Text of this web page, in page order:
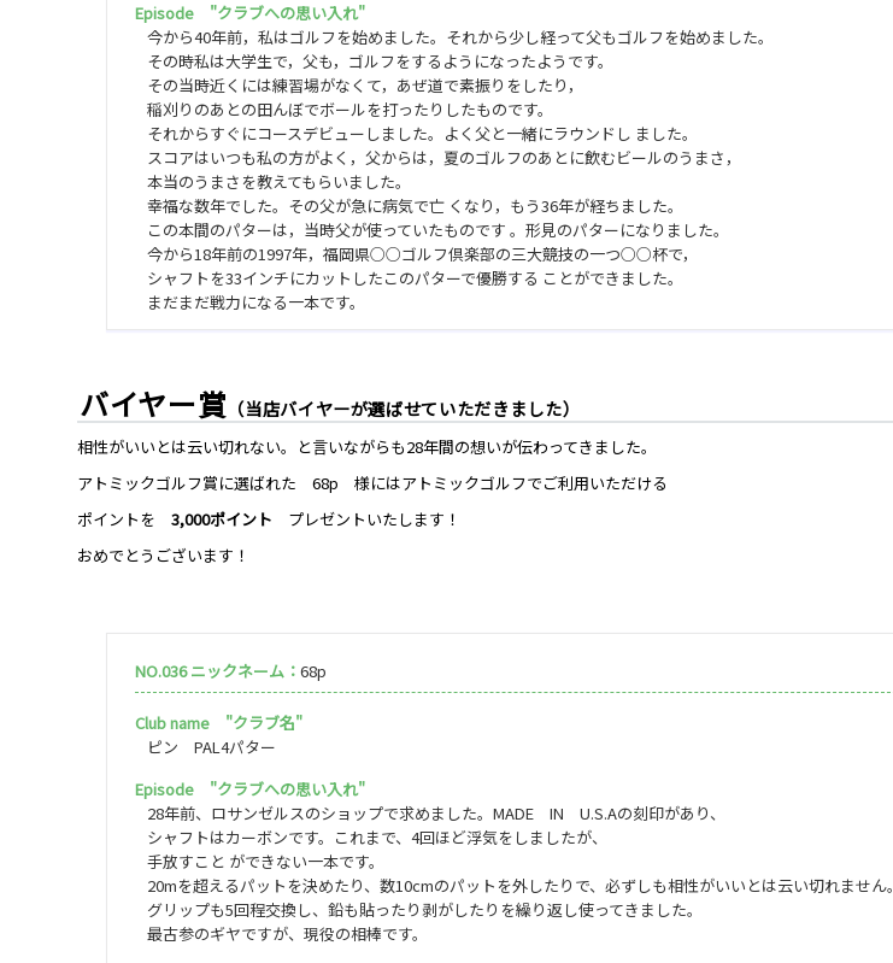
Episode "クラブへの思い入れ"
今から40年前，私はゴルフを始めました。それから少し経って父もゴルフを始めました。
その時私は大学生で，父も，ゴルフをするようになったようです。
その当時近くには練習場がなくて，あぜ道で素振りをしたり，
稲刈りのあとの田んぼでボールを打ったりしたものです。
それからすぐにコースデビューしました。よく父と一緒にラウンドし ました。
スコアはいつも私の方がよく，父からは，夏のゴルフのあとに飲むビールのうまさ，
本当のうまさを教えてもらいました。
幸福な数年でした。その父が急に病気で亡 くなり，もう36年が経ちました。
この本間のパターは，当時父が使っていたものです 。形見のパターになりました。
今から18年前の1997年，福岡県○○ゴルフ倶楽部の三大競技の一つ○○杯で，
シャフトを33インチにカットしたこのパターで優勝する ことができました。
まだまだ戦力になる一本です。
バイヤー賞 （当店バイヤーが選ばせていただきました）
相性がいいとは云い切れない。と言いながらも28年間の想いが伝わってきました。
アトミックゴルフ賞に選ばれた 68p 様にはアトミックゴルフでご利用いただける
ポイントを 3,000ポイント プレゼントいたします！
おめでとうございます！
NO.036 ニックネーム：68p
Club name "クラブ名"
ピン PAL4パター
Episode "クラブへの思い入れ"
28年前、ロサンゼルスのショップで求めました。MADE IN U.S.Aの刻印があり、
シャフトはカーボンです。これまで、4回ほど浮気をしましたが、
手放すこと ができない一本です。
20mを超えるパットを決めたり、数10cmのパットを外したりで、必ずしも相性がいいとは云い切れません。
グリップも5回程交換し、鉛も貼ったり剥がしたりを繰り返し使ってきました。
最古参のギヤですが、現役の相棒です。